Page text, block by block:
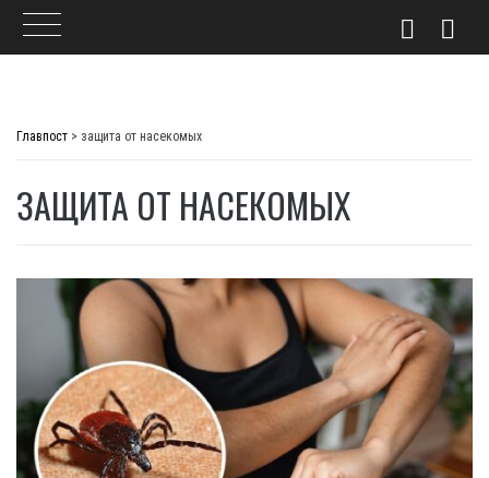
Главпост > защита от насекомых
ЗАЩИТА ОТ НАСЕКОМЫХ